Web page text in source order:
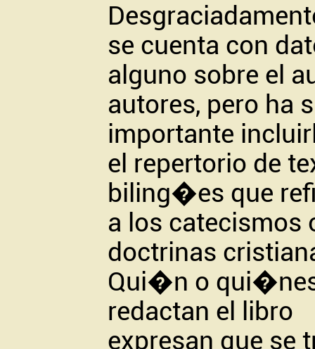
se cuenta con
alguno sobre el
autores, pero ha
importante
el repertorio de
biling�es que
a los catecismos
doctrinas
Qui�n o
redactan el libro
expresan que se